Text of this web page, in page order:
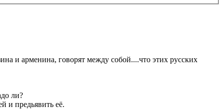
и арменина, говорят между собой....что этих русских
ли?
и предьявить её.